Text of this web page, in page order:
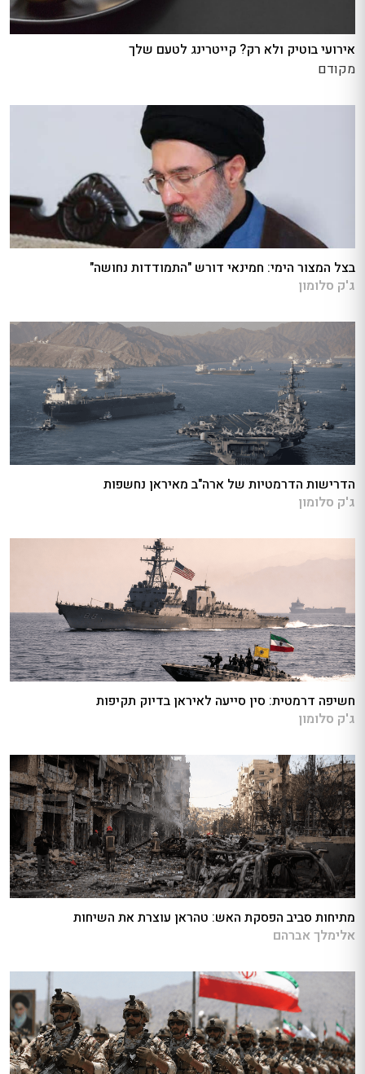
אירועי בוטיק ולא רק? קייטרינג לטעם שלך
מקודם
בצל המצור הימי: חמינאי דורש "התמודדות נחושה"
ג'ק סלומון
הדרישות הדרמטיות של ארה"ב מאיראן נחשפות
ג'ק סלומון
חשיפה דרמטית: סין סייעה לאיראן בדיוק תקיפות
ג'ק סלומון
מתיחות סביב הפסקת האש: טהראן עוצרת את השיחות
אלימלך אברהם